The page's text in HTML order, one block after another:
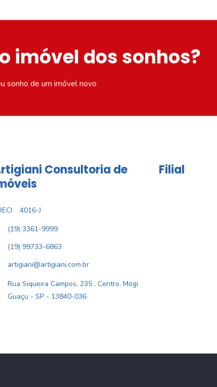
imóvel dos sonhos?
sonho de um imóvel novo
Consultoria de
4016-J
(19) 3361-9999
(19) 99733-6863
artigiani@artigiani.com.br
Rua Siqueira Campos, 235 , Centro, Mogi
Guaçu - SP - 13840-036
Filial